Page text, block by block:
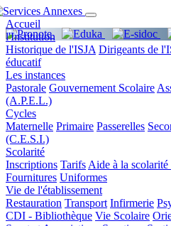
Chargement...
Accueil
l'Institution
Historique de l'ISJA Dirigeants de
éducatif
Les instances
Pastorale Gouvernement Scolaire
(A.P.E.L.)
Cycles
Maternelle Primaire Passerelles
(C.E.S.I.)
Scolarité
Inscriptions Tarifs Aide à la scolarité
Fournitures Uniformes
Vie de l'établissement
Restauration Transport Infirmerie
CDI - Bibliothèque Vie Scolaire